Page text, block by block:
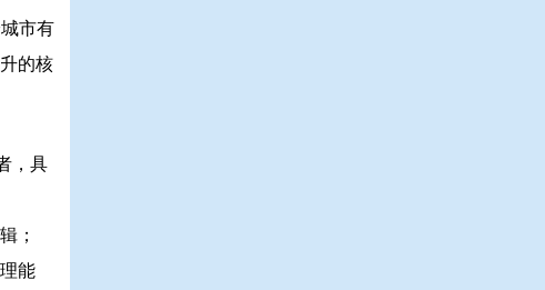
市有
的核
，具
；
能